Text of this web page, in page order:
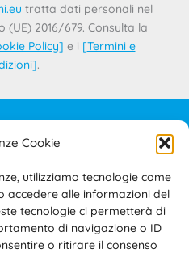
Cookie
utilizziamo tecnologie come
accedere alle informazioni del
tecnologie ci permetterà di
di navigazione o ID
o ritirare il consenso
tratta dati personali nel
2016/679. Consulta la
Policy] e i [Termini e
].
POLICY
POLICY
DEL SITO E DELL’AREA